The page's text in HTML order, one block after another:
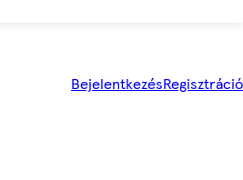
BejelentkezésRegisztráció